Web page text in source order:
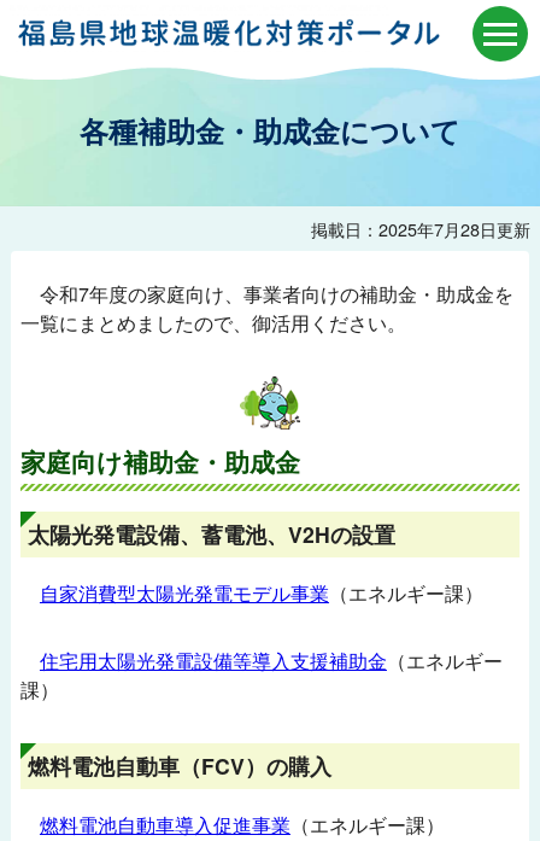
各種補助金・助成金について
掲載日：2025年7月28日更新
令和7年度の家庭向け、事業者向けの補助金・助成金を
一覧にまとめましたので、御活用ください。
家庭向け補助金・助成金
太陽光発電設備、蓄電池、V2Hの設置
自家消費型太陽光発電モデル事業 （エネルギー課）
住宅用太陽光発電設備等導入支援補助金 （エネルギー
課）
燃料電池自動車（FCV）の購入
燃料電池自動車導入促進事業 （エネルギー課）